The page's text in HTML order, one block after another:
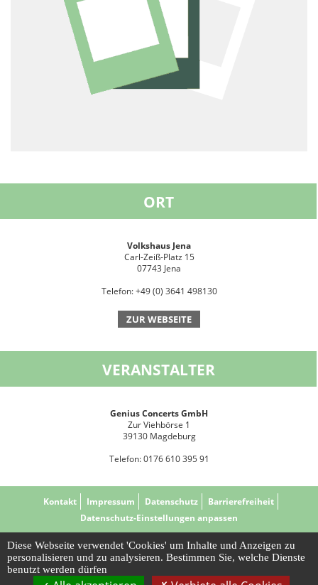
ORT
Volkshaus Jena
Carl-Zeiß-Platz 15
07743 Jena
Telefon: +49 (0) 3641 498130
ZUR WEBSEITE
VERANSTALTER
Genius Concerts GmbH
Zur Viehbörse 1
39130 Magdeburg
Telefon: 0176 610 395 91
Kontakt Impressum Datenschutz
Barrierefreiheit
Datenschutz-Einstellungen anpassen
Diese Webseite verwendet 'Cookies' um Inhalte und Anzeigen zu
personalisieren und zu analysieren. Bestimmen Sie, welche Dienste
benutzt werden dürfen